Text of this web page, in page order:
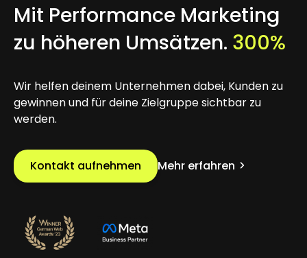
Mit Performance Marketing
zu höheren Umsätzen. 300%
Wir helfen deinem Unternehmen dabei, Kunden zu
gewinnen und für deine Zielgruppe sichtbar zu
werden.
Kontakt aufnehmen Mehr erfahren